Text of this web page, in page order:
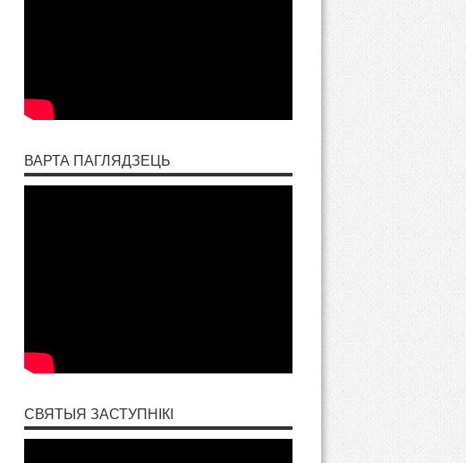
ВАРТА ПАГЛЯДЗЕЦЬ
СВЯТЫЯ ЗАСТУПНІКІ